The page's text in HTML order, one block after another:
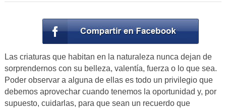
Las criaturas que habitan en la naturaleza nunca dejan de
sorprendernos con su belleza, valentía, fuerza o lo que sea.
Poder observar a alguna de ellas es todo un privilegio que
debemos aprovechar cuando tenemos la oportunidad y, por
supuesto, cuidarlas, para que sean un recuerdo que